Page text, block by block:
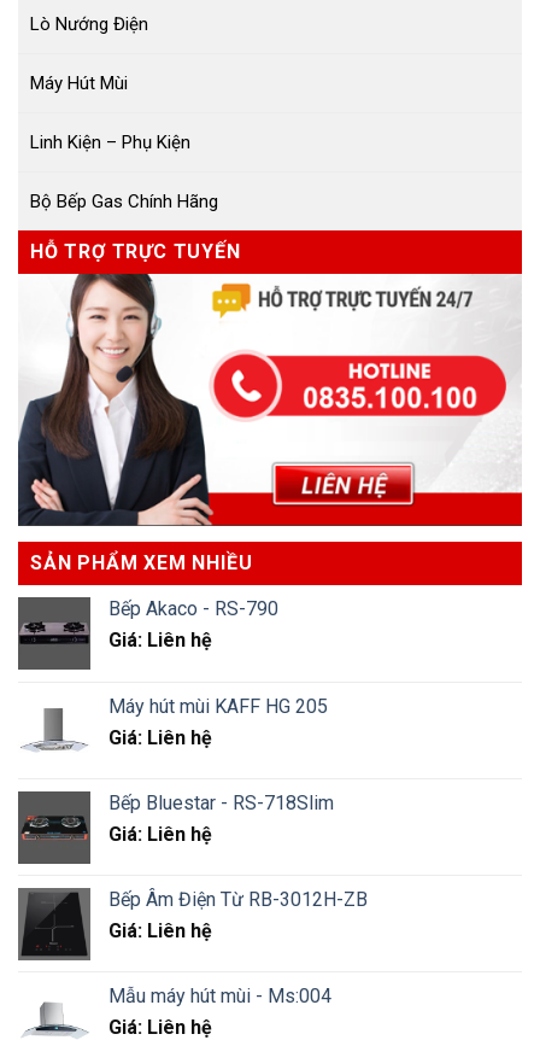
Lò Nướng Điện
Máy Hút Mùi
Linh Kiện – Phụ Kiện
Bộ Bếp Gas Chính Hãng
HỖ TRỢ TRỰC TUYẾN
SẢN PHẨM XEM NHIỀU
Bếp Akaco - RS-790
Giá: Liên hệ
Máy hút mùi KAFF HG 205
Giá: Liên hệ
Bếp Bluestar - RS-718Slim
Giá: Liên hệ
Bếp Âm Điện Từ RB-3012H-ZB
Giá: Liên hệ
Mẫu máy hút mùi - Ms:004
Giá: Liên hệ